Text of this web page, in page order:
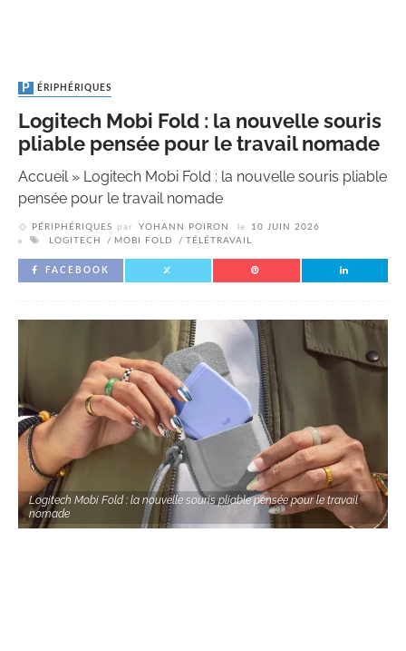
PÉRIPHÉRIQUES
Logitech Mobi Fold : la nouvelle souris
pliable pensée pour le travail nomade
Accueil» Logitech Mobi Fold : la nouvelle souris pliable
pensée pour le travail nomade
PÉRIPHÉRIQUES par YOHANN POIRON le
10 JUIN 2026
LOGITECH
MOBI FOLD TÉLÉTRAVAIL
FACEBOOK
Logitech Mobi Fold : la nouvelle souris pliable pensée pour le travail
nomade